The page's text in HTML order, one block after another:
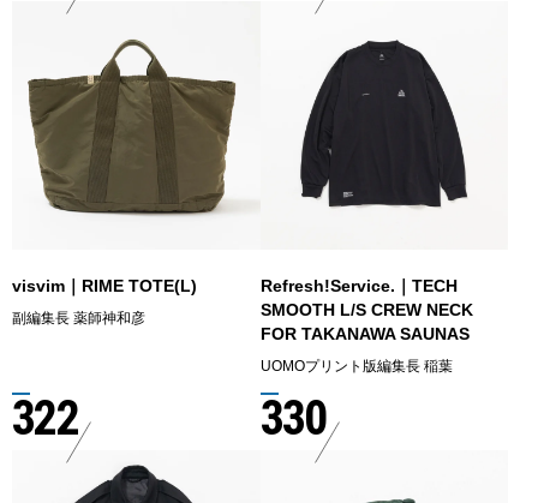
visvim｜RIME TOTE(L)
副編集長 薬師神和彦
Refresh!Service.｜TECH
SMOOTH L/S CREW NECK
FOR TAKANAWA SAUNAS
UOMOプリント版編集長 稲葉
322 330